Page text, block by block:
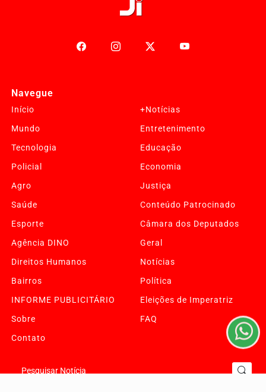
Navegue
Início
+Notícias
Mundo
Entretenimento
Tecnologia
Educação
Policial
Economia
Agro
Justiça
Saúde
Conteúdo Patrocinado
Esporte
Câmara dos Deputados
Agência DINO
Geral
Direitos Humanos
Notícias
Bairros
Política
INFORME PUBLICITÁRIO
Eleições de Imperatriz
Sobre
FAQ
Contato
Pesquisar Notícia
Termos de Uso e Privacidade
de navegação. Ao continuar o acesso, entendemos que
você concorda com nossos Termos de Uso e
PARA MAIS INFORMAÇÕES,
ACESSE NOSSOS TERMOS
CLICANDO AQUI